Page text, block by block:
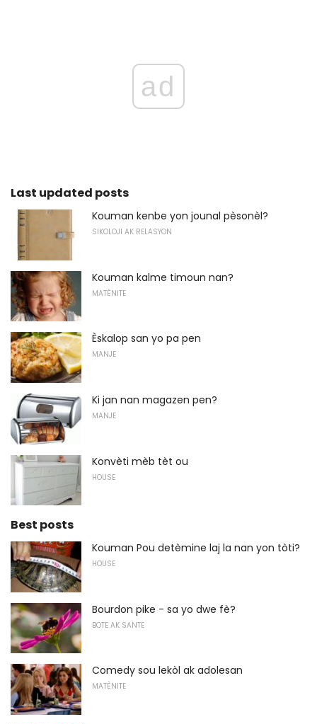
ad
Last updated posts
Kouman kenbe yon jounal pèsonèl?
SIKOLOJI AK RELASYON
Kouman kalme timoun nan?
MATÈNITE
Èskalop san yo pa pen
MANJE
Ki jan nan magazen pen?
MANJE
Konvèti mèb tèt ou
HOUSE
Best posts
Kouman Pou detèmine laj la nan yon tòti?
HOUSE
Bourdon pike - sa yo dwe fè?
BOTE AK SANTE
Comedy sou lekòl ak adolesan
MATÈNITE